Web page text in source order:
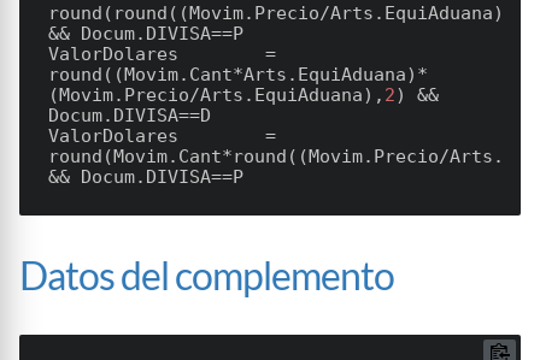
round(round((Movim.Precio/Arts.EquiAduana)/
&& Docum.DIVISA==P
ValorDolares
        =
round((Movim.Cant*Arts.EquiAduana)*
(Movim.Precio/Arts.EquiAduana), 2) &&
ValorDolares
        =
round(Movim.Cant*round((Movim.Precio/
&& Docum.DIVISA==P
Datos del complemento